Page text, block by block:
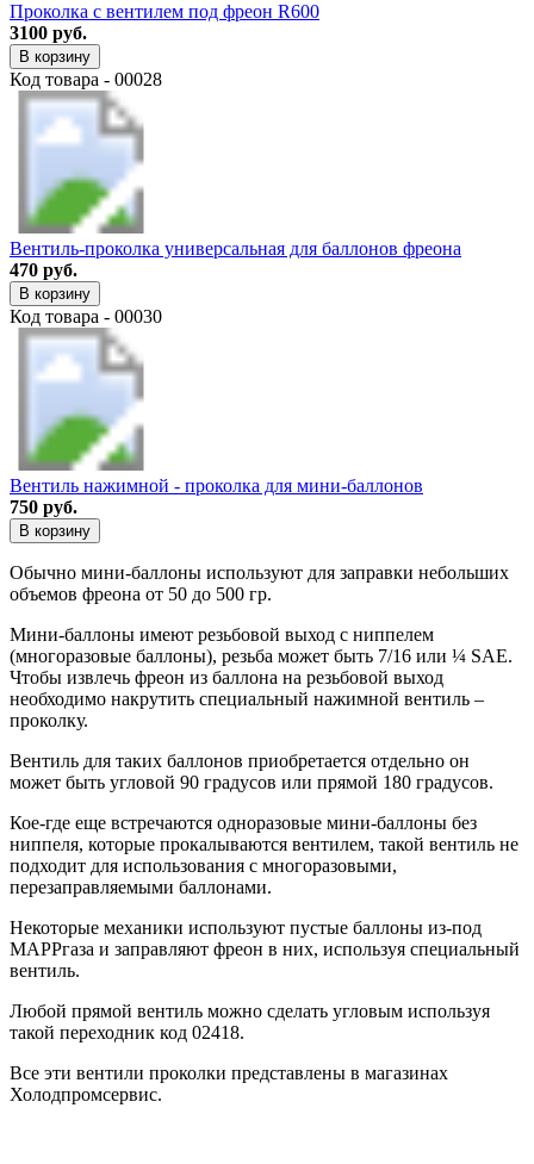
Проколка с вентилем под фреон R600
3100 руб.
В корзину
Код товара - 00028
Вентиль-проколка универсальная для баллонов фреона
470 руб.
В корзину
Код товара - 00030
Вентиль нажимной - проколка для мини-баллонов
750 руб.
В корзину
Обычно мини-баллоны используют для заправки небольших
объемов фреона от 50 до 500 гр.
Мини-баллоны имеют резьбовой выход с ниппелем
(многоразовые баллоны), резьба может быть 7/16 или ¼ SAE.
Чтобы извлечь фреон из баллона на резьбовой выход
необходимо накрутить специальный нажимной вентиль –
проколку.
Вентиль для таких баллонов приобретается отдельно он
может быть угловой 90 градусов или прямой 180 градусов.
Кое-где еще встречаются одноразовые мини-баллоны без
ниппеля, которые прокалываются вентилем, такой вентиль не
подходит для использования с многоразовыми,
перезаправляемыми баллонами.
Некоторые механики используют пустые баллоны из-под
MAPPгаза и заправляют фреон в них, используя специальный
вентиль.
Любой прямой вентиль можно сделать угловым используя
такой переходник код 02418.
Все эти вентили проколки представлены в магазинах
Холодпромсервис.